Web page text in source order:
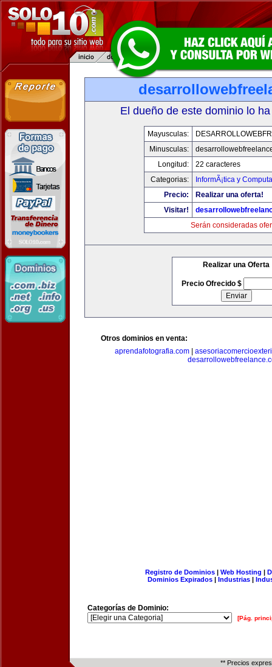
El dueño de este dominio lo
Mayusculas:
Minusculas:
Longitud:
22 caracteres
Categorias:
InformÃ¡tica y
Precio:
Realizar una oferta!
Visitar!
Serán consideradas
Realizar una Oferta
Precio Ofrecido $
Otros dominios en venta:
aprendafotografia.com
Registro de Dominios| Web Hosting |
Dominios Expirados | Industrias |
Categorías de Dominio:
[Pág.
** Precios